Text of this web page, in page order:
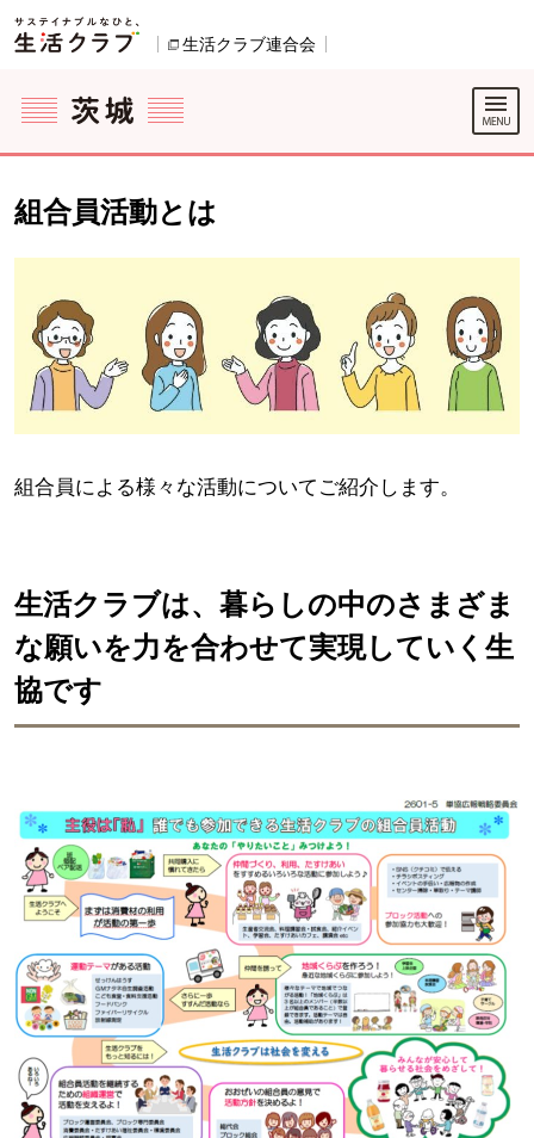
ページの先頭です。
生活クラブ連合会
ここからサイト内共通メニューです。
サイト内共通メニューをスキップする
サイト内共通メニューここまで。
組合員活動とは
組合員による様々な活動についてご紹介します。
生活クラブは、暮らしの中のさまざま
な願いを力を合わせて実現していく生
協です